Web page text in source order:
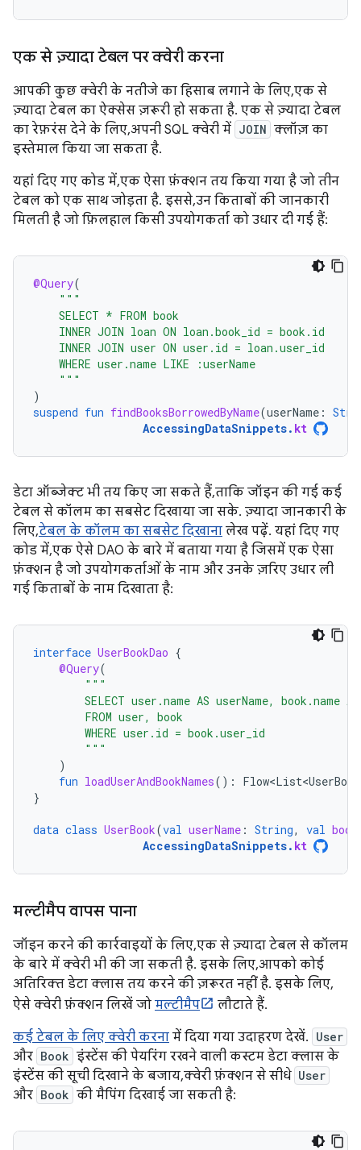
एक से ज़्यादा टेबल पर क्वेरी करना
आपकी कुछ क्वेरी के नतीजे का हिसाब लगाने के लिए, एक से
ज़्यादा टेबल का ऐक्सेस ज़रूरी हो सकता है. एक से ज़्यादा टेबल
का रेफ़रंस देने के लिए, अपनी SQL क्वेरी में JOIN क्लॉज़ का
इस्तेमाल किया जा सकता है.
यहां दिए गए कोड में, एक ऐसा फ़ंक्शन तय किया गया है जो तीन
टेबल को एक साथ जोड़ता है. इससे, उन किताबों की जानकारी
मिलती है जो फ़िलहाल किसी उपयोगकर्ता को उधार दी गई हैं:
@Query(
"""
    SELECT * FROM book
    INNER JOIN loan ON loan.book_id = book.id
    INNER JOIN user ON user.id = loan.user_id
    WHERE user.name LIKE :userName
    """
)
suspend fun findBooksBorrowedByName(userName :
AccessingDataSnippets. kt
डेटा ऑब्जेक्ट भी तय किए जा सकते हैं, ताकि जॉइन की गई कई
टेबल से कॉलम का सबसेट दिखाया जा सके. ज़्यादा जानकारी के
लिए,टेबल के कॉलम का सबसेट दिखाना लेख पढ़ें. यहां दिए गए
कोड में, एक ऐसे DAO के बारे में बताया गया है जिसमें एक ऐसा
फ़ंक्शन है जो उपयोगकर्ताओं के नाम और उनके ज़रिए उधार ली
गई किताबों के नाम दिखाता है:
interface UserBookDao {
@Query(
"""
SELECT user.name AS userName, book.name
        FROM user, book
        WHERE user.id = book.user_id
        """
)
fun loadUserAndBookNames():
}
data class UserBook(val userName : String, val
AccessingDataSnippets. kt
मल्टीमैप वापस पाना
जॉइन करने की कार्रवाइयों के लिए, एक से ज़्यादा टेबल से कॉलम
के बारे में क्वेरी भी की जा सकती है. इसके लिए, आपको कोई
अतिरिक्त डेटा क्लास तय करने की ज़रूरत नहीं है. इसके लिए,
ऐसे क्वेरी फ़ंक्शन लिखें जो मल्टीमैप
लौटाते हैं.
कई टेबल के लिए क्वेरी करना में दिया गया उदाहरण देखें. User
और Book इंस्टेंस की पेयरिंग रखने वाली कस्टम डेटा क्लास के
इंस्टेंस की सूची दिखाने के बजाय, क्वेरी फ़ंक्शन से सीधे User
और Book की मैपिंग दिखाई जा सकती है: